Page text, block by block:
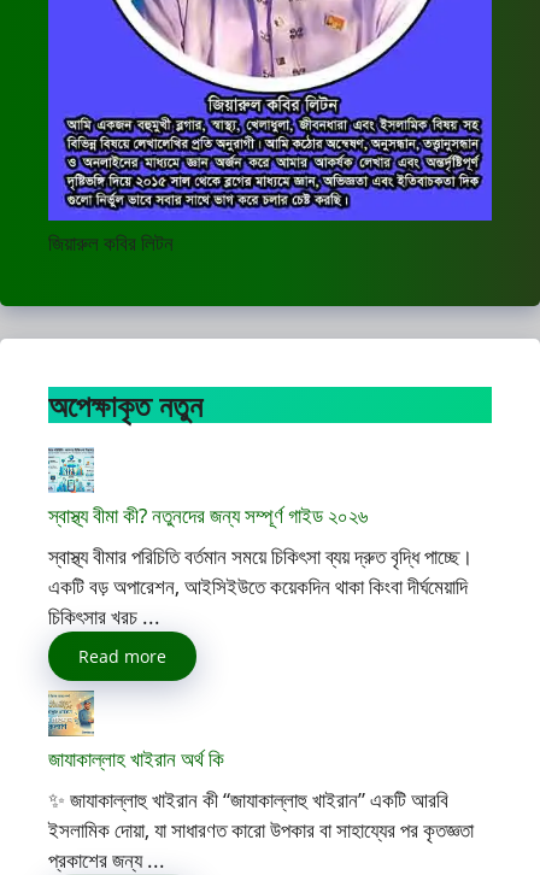
জিয়ারুল কবির লিটন
অপেক্ষাকৃত নতুন
স্বাস্থ্য বীমা কী? নতুনদের জন্য সম্পূর্ণ গাইড ২০২৬
স্বাস্থ্য বীমার পরিচিতি বর্তমান সময়ে চিকিৎসা ব্যয় দ্রুত বৃদ্ধি পাচ্ছে।
একটি বড় অপারেশন, আইসিইউতে কয়েকদিন থাকা কিংবা দীর্ঘমেয়াদি
চিকিৎসার খরচ ...
Read more
জাযাকাল্লাহ খাইরান অর্থ কি
✨ জাযাকাল্লাহু খাইরান কী “জাযাকাল্লাহু খাইরান” একটি আরবি
ইসলামিক দোয়া, যা সাধারণত কারো উপকার বা সাহায্যের পর কৃতজ্ঞতা
প্রকাশের জন্য ...